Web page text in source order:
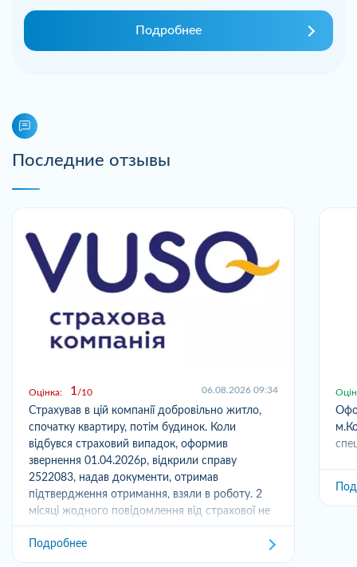
Подробнее
Последние отзывы
Оцінка: 1 10 06.08.2026 09:34
Страхував в цій компанії добровільно житло,
спочатку квартиру, потім будинок. Коли
відбувся страховий випадок, оформив
звернення 01.04.2026р, відкрили справу
2522083, надав документи, отримав
підтвердження отримання, взяли в роботу. 2
місяці жодного повідомлення від страхової не
отримував,...
Подробнее